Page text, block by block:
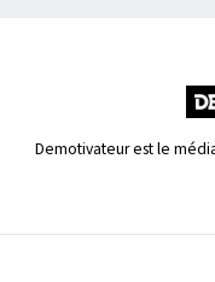
Demotivateur est le